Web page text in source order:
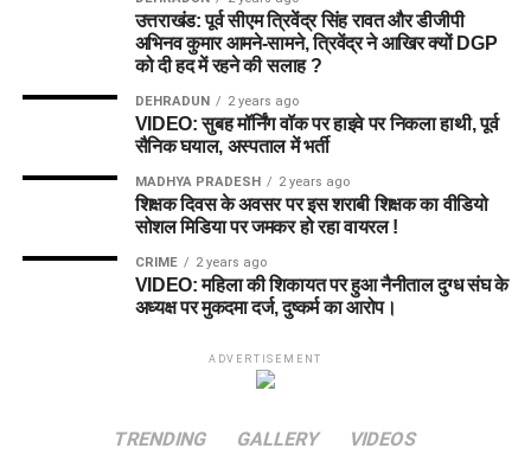
उत्तराखंड: पूर्व सीएम त्रिवेंद्र सिंह रावत और डीजीपी
अभिनव कुमार आमने-सामने, त्रिवेंद्र ने आखिर क्यों DGP
को दी हद में रहने की सलाह ?
DEHRADUN 2 years ago
VIDEO: सुबह मॉर्निंग वॉक पर हाइवे पर निकला हाथी, पूर्व
सैनिक घयाल, अस्पताल में भर्ती
MADHYA PRADESH 2 years ago
शिक्षक दिवस के अवसर पर इस शराबी शिक्षक का वीडियो
सोशल मिडिया पर जमकर हो रहा वायरल !
CRIME 2 years ago
VIDEO: महिला की शिकायत पर हुआ नैनीताल दुग्ध संघ के
अध्यक्ष पर मुकदमा दर्ज, दुष्कर्म का आरोप।
ADVERTISEMENT
TRENDING GALLERY VIDEOS